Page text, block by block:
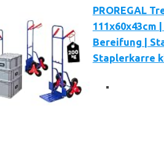
PROREGAL
111x60x43cm
Bereifung |
Staplerkarre